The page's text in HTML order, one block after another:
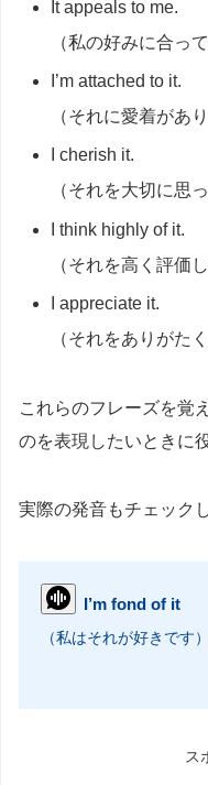
It appeals to me.
（私の好みに合っ
I’m attached to it.
（それに愛着があ
I cherish it.
（それを大切に思
I think highly of it.
（それを高く評価
I appreciate it.
（それをありがた
これらのフレーズを覚
のを表現したいときに
実際の発音もチェック
I’m fond of it
（私はそれが好きです）
ス